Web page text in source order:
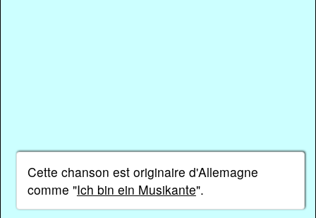
Cette chanson est originaire d'Allemagne
comme "Ich bin ein Musikante".